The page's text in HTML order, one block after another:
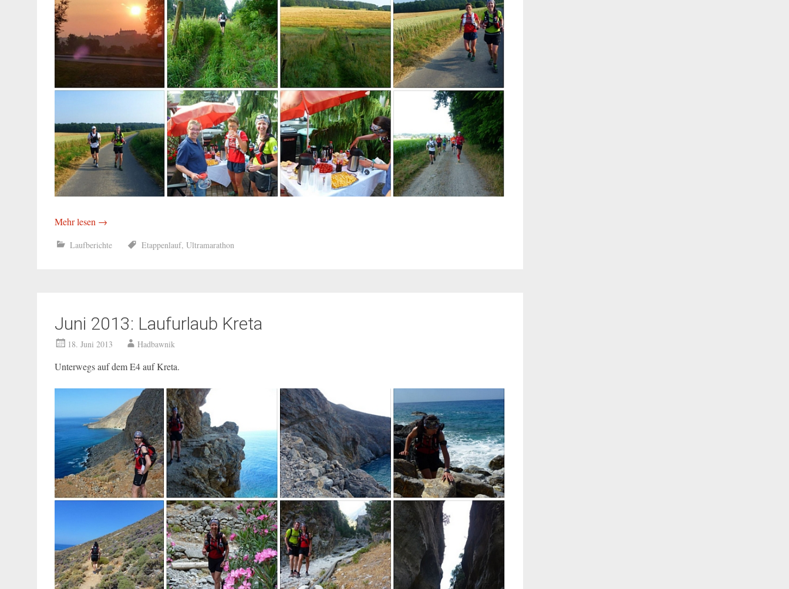
Mehr lesen →
Laufberichte Etappenlauf, Ultramarathon
Juni 2013: Laufurlaub Kreta
18. Juni 2013 Hadbawnik
Unterwegs auf dem E4 auf Kreta.